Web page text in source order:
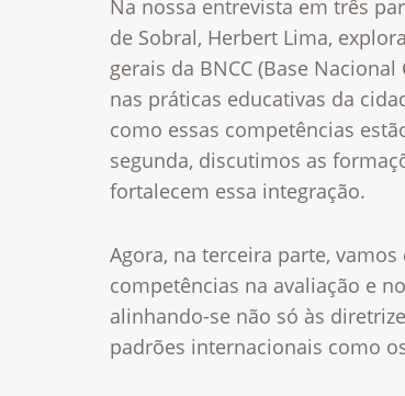
Na nossa entrevista em três
de Sobral, Herbert Lima,
gerais da BNCC (Base
nas práticas educativas da
como essas competências
segunda, discutimos as
fortalecem essa integração.
Agora, na terceira parte,
competências na avaliação e
alinhando-se não só às
padrões internacionais como